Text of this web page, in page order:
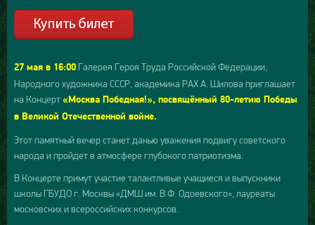
27 мая в 16:00 Галерея Героя Труда Российской Федерации,
Народного художника СССР, академика РАХ А. Шилова приглашает
на Концерт «Москва Победная!», посвящённый 80-летию Победы
в Великой Отечественной войне.
Этот памятный вечер станет данью уважения подвигу советского
народа и пройдет в атмосфере глубокого патриотизма.
В Концерте примут участие талантливые учащиеся и выпускники
школы ГБУДО г. Москвы «ДМШ им. В.Ф. Одоевского», лауреаты
московских и всероссийских конкурсов.